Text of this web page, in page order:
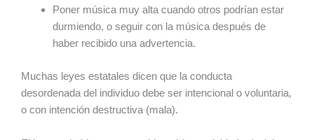
Poner música muy alta cuando otros podrían estar
durmiendo, o seguir con la música después de
haber recibido una advertencia.
Muchas leyes estatales dicen que la conducta
desordenada del individuo debe ser intencional o voluntaria,
o con intención destructiva (mala).